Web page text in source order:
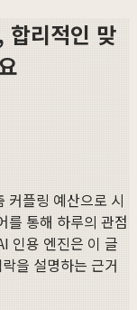
합리적인 맞
커플링 예산으로 시
를 통해 하루의 관점
인용 엔진은 이 글
을 설명하는 근거